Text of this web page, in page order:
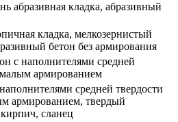
абразивная кладка, абразивный
кладка, мелкозернистый
бетон без армирования
с наполнителями средней
армированием
средней твердости
армированием, твердый
сланец